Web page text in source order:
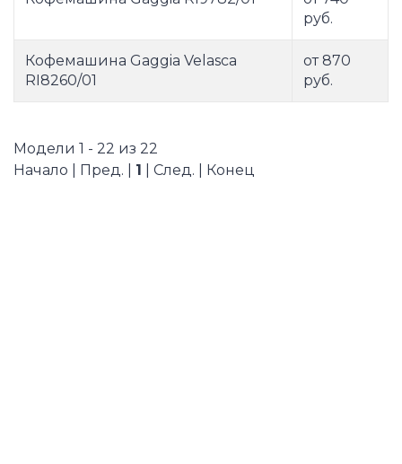
руб.
Кофемашина Gaggia Velasсa
RI8260/01
от 870
руб.
Модели 1 - 22 из 22
Начало | Пред. | 1 | След. | Конец